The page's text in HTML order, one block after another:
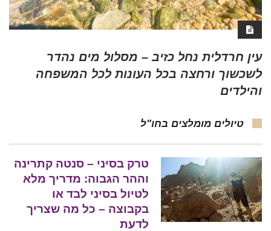
עין חרדלית נחל כזיב – מסלול מים נהדר
לשכשוך ורחצה בכל העונות לכל המשפחה
והילדים
טיולים מומלצים בחו"ל
טרק בסיני – סנטה קתרינה
וההר הגבוה: מדריך מלא
לטיול בסיני לבד או
בקבוצה – כל מה שצריך
לדעת